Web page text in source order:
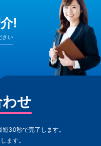
!
さい
せ
30秒で完了します。
ます。